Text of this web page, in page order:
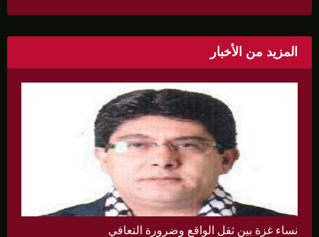
المزيد من الأخبار
نساء غزة بين ثقل الواقع وضرورة التعافي